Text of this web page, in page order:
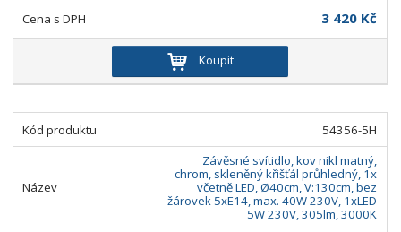
3 420 Kč
Koupit
54356-5H
Závěsné svítidlo, kov nikl matný,
chrom, skleněný křišťál průhledný, 1x
včetně LED, Ø40cm, V:130cm, bez
žárovek 5xE14, max. 40W 230V, 1xLED
5W 230V, 305lm, 3000K